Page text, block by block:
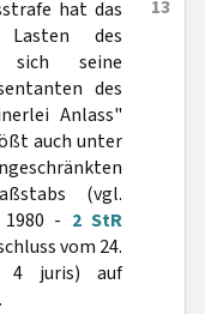
13
hat das
des
sich seine
des
Anlass"
auch unter
(vgl.
- 2 StR
vom 24.
juris) auf